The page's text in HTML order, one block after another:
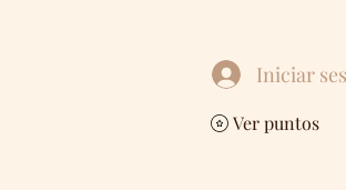
Iniciar
Ver puntos